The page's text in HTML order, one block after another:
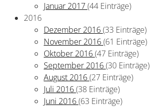
Januar 2017(44 Einträge)
2016
Dezember 2016(33 Einträge)
November 2016(61 Einträge)
Oktober 2016(47 Einträge)
September 2016(30 Einträge)
August 2016(27 Einträge)
Juli 2016(38 Einträge)
Juni 2016(63 Einträge)